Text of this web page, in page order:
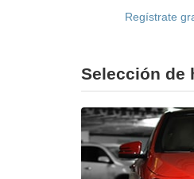
Regístrate
Selección de